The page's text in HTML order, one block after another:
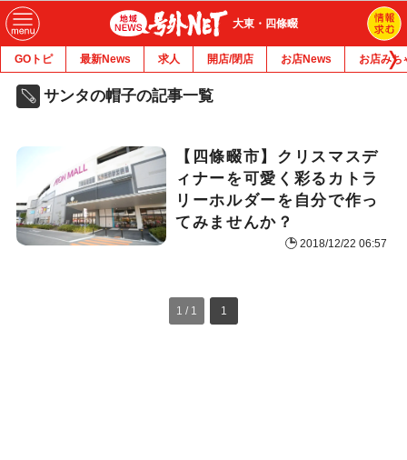
大東・四條畷
GOトピ 最新News 求人 開店/閉店 お店News お店みち
サンタの帽子の記事一覧
【四條畷市】クリスマスデ
ィナーを可愛く彩るカトラ
リーホルダーを自分で作っ
てみませんか？
2018/12/22 06:57
1 / 1 1